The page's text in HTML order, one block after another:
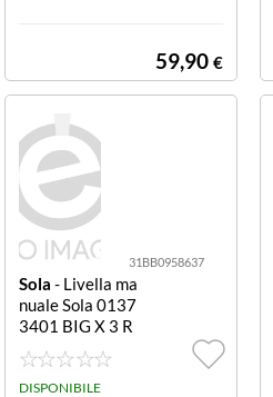
59,90 €
31BB0958637
Sola - Livella ma
nuale Sola 0137
3401 BIG X 3 R
osso
DISPONIBILE